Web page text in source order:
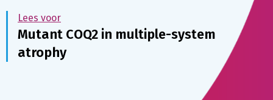
Lees voor
Mutant COQ2 in multiple-system
atrophy